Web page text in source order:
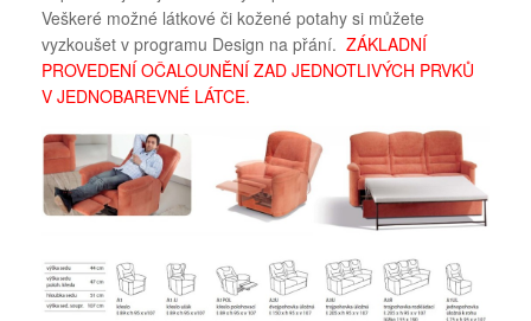
Veškeré možné látkové či kožené potahy si můžete
vyzkoušet v programu Design na přání. ZÁKLADNÍ
PROVEDENÍ OČALOUNĚNÍ ZAD JEDNOTLIVÝCH PRVKŮ
V JEDNOBAREVNÉ LÁTCE.